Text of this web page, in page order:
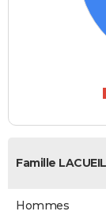
Famille
Hommes